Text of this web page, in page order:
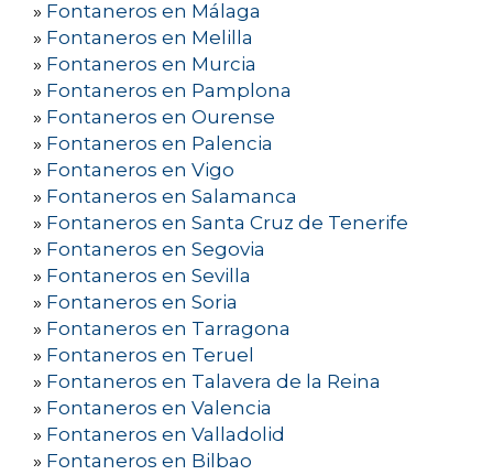
» Fontaneros en Málaga
» Fontaneros en Melilla
» Fontaneros en Murcia
» Fontaneros en Pamplona
» Fontaneros en Ourense
» Fontaneros en Palencia
» Fontaneros en Vigo
» Fontaneros en Salamanca
» Fontaneros en Santa Cruz de Tenerife
» Fontaneros en Segovia
» Fontaneros en Sevilla
» Fontaneros en Soria
» Fontaneros en Tarragona
» Fontaneros en Teruel
» Fontaneros en Talavera de la Reina
» Fontaneros en Valencia
» Fontaneros en Valladolid
» Fontaneros en Bilbao